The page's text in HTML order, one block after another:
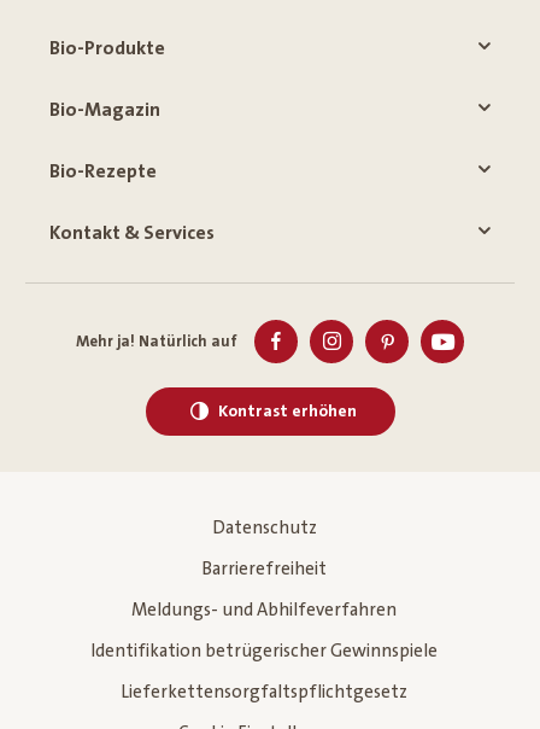
Bio-Produkte
Bio-Magazin
Bio-Rezepte
Kontakt & Services
Mehr ja! Natürlich auf
Kontrast erhöhen
Datenschutz
Barrierefreiheit
Meldungs- und Abhilfeverfahren
Identifikation betrügerischer Gewinnspiele
Lieferkettensorgfaltspflichtgesetz